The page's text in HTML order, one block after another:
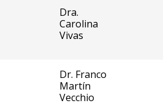
Dra.
Carolina
Vivas
Dr. Franco
Martín
Vecchio